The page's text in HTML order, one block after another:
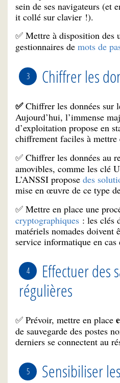
sein de ses navigateurs (et
it collé sur clavier !).
✅ Mettre à disposition des
gestionnaires de mots de
Chiffrer les
✅ Chiffrer les données sur
Aujourd’hui, l’immense
d’exploitation propose en
chiffrement faciles à
✅ Chiffrer les données au
amovibles, comme les clé
L’ANSSI propose des
mise en œuvre de ce type
✅ Mettre en place une
cryptographiques : les clés
matériels nomades doivent
service informatique en cas
Effectuer des
régulières
✅ Prévoir, mettre en place
de sauvegarde des postes
derniers se connectent au
Sensibiliser